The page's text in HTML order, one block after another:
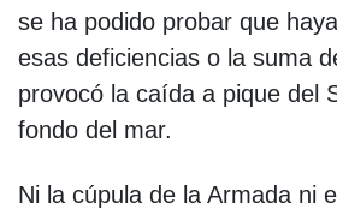
se ha podido probar que
esas deficiencias o la suma
provocó la caída a pique del
fondo del mar.
Ni la cúpula de la Armada ni